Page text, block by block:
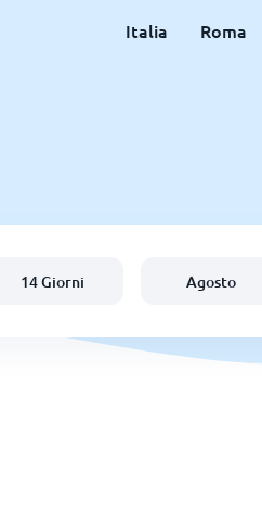
Italia Roma
14 Giorni Agosto